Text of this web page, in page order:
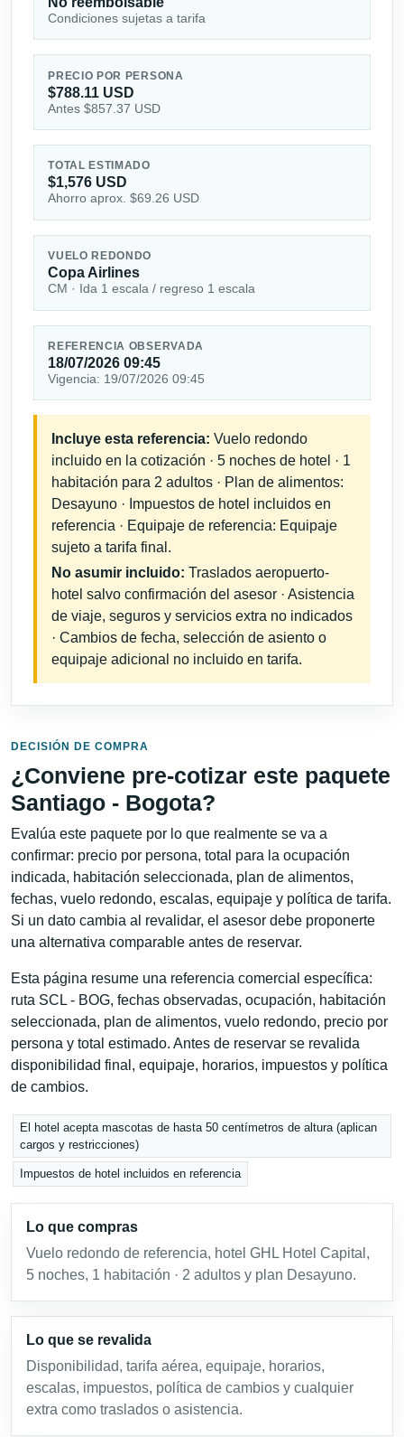
Condiciones sujetas a tarifa
PRECIO POR PERSONA
$788.11 USD
Antes $857.37 USD
TOTAL ESTIMADO
$1,576 USD
Ahorro aprox. $69.26 USD
VUELO REDONDO
Copa Airlines
CM · Ida 1 escala / regreso 1 escala
REFERENCIA OBSERVADA
18/07/2026 09:45
Vigencia: 19/07/2026 09:45
Incluye esta referencia: Vuelo redondo
incluido en la cotización · 5 noches de hotel · 1
habitación para 2 adultos · Plan de alimentos:
Desayuno · Impuestos de hotel incluidos en
referencia · Equipaje de referencia: Equipaje
sujeto a tarifa final.
No asumir incluido: Traslados aeropuerto-
hotel salvo confirmación del asesor · Asistencia
de viaje, seguros y servicios extra no indicados
· Cambios de fecha, selección de asiento o
equipaje adicional no incluido en tarifa.
DECISIÓN DE COMPRA
¿Conviene pre-cotizar este paquete
Santiago - Bogota?
Evalúa este paquete por lo que realmente se va a
confirmar: precio por persona, total para la ocupación
indicada, habitación seleccionada, plan de alimentos,
fechas, vuelo redondo, escalas, equipaje y política de tarifa.
Si un dato cambia al revalidar, el asesor debe proponerte
una alternativa comparable antes de reservar.
Esta página resume una referencia comercial específica:
ruta SCL - BOG, fechas observadas, ocupación, habitación
seleccionada, plan de alimentos, vuelo redondo, precio por
persona y total estimado. Antes de reservar se revalida
disponibilidad final, equipaje, horarios, impuestos y política
de cambios.
El hotel acepta mascotas de hasta 50 centímetros de altura (aplican
cargos y restricciones)
Impuestos de hotel incluidos en referencia
Lo que compras
Vuelo redondo de referencia, hotel GHL Hotel Capital,
5 noches, 1 habitación · 2 adultos y plan Desayuno.
Lo que se revalida
Disponibilidad, tarifa aérea, equipaje, horarios,
escalas, impuestos, política de cambios y cualquier
extra como traslados o asistencia.